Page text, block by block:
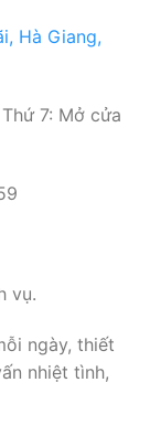
Hà Giang,
7: Mở cửa
vụ.
ngày, thiết
nhiệt tình,